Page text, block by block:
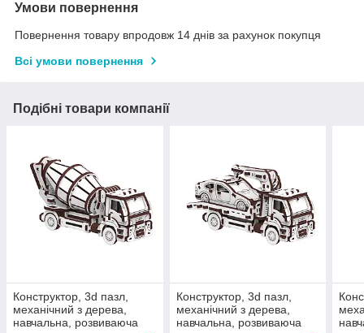
Умови повернення
Повернення товару впродовж 14 днів за рахунок покупця
Всі умови повернення
Подібні товари компанії
Конструктор, 3d пазл,
механічний з дерева,
навчальна, розвиваюча
Конструктор, 3d пазл,
механічний з дерева,
навчальна, розвиваюча